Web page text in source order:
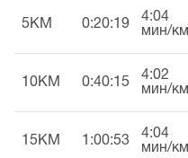
5KM 0:20:19
4:04
мин/км
10KM 0:40:15
4:02
мин/км
15KM 1:00:53
4:04
мин/км